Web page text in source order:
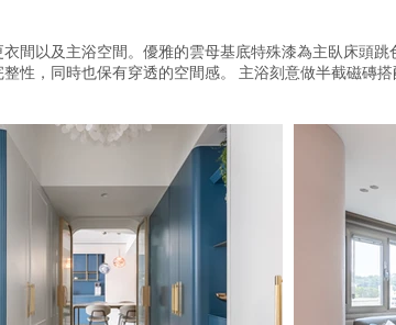
間以及主浴空間。優雅的雲母基底特殊漆為主臥床頭跳
性，同時也保有穿透的空間感。 主浴刻意做半截磁磚